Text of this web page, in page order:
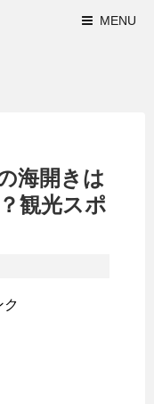
MENU
海開きは
観光スポ
ク